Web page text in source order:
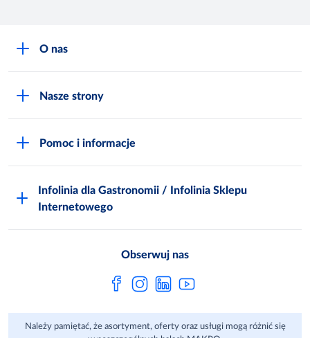
O nas
Zgłoś naruszenie
Inspektor Ochrony Danych
Metro AG
Sprawozdanie niefinansowe
Nasze strony
Polskie Skarby Kulinarne
Zgody marketingowe
Pomoc i informacje
FAQ
Jak kupować w MAKRO Online
Regulaminy Klienta
Regulaminy akcji promocyjnych
Aplikacje mobilne
Infolinia dla Gastronomii / Infolinia Sklepu
Internetowego
Obserwuj nas
Należy pamiętać, że asortyment, oferty oraz usługi mogą różnić się